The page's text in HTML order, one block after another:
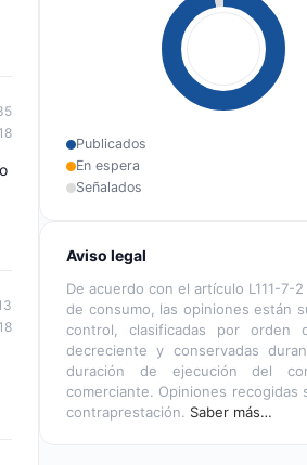
Publicados
En espera
Señalados
Aviso legal
De acuerdo con el artículo L111-7-
de consumo, las opiniones están
control, clasificadas por orden
decreciente y conservadas
duración de ejecución del
comerciante. Opiniones recogidas
contraprestación. Saber más…